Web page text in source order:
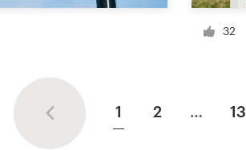
32
1 2 … 13